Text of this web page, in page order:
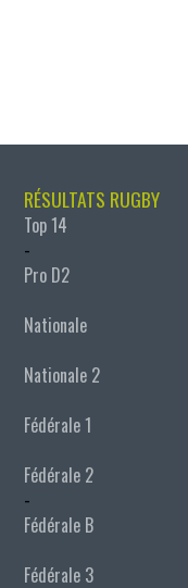
RÉSULTATS RUGBY
Top 14
-
Pro D2
Nationale
Nationale 2
Fédérale 1
Fédérale 2
-
Fédérale B
Fédérale 3